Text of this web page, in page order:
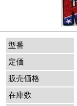
型番
定価
販売価格
在庫数